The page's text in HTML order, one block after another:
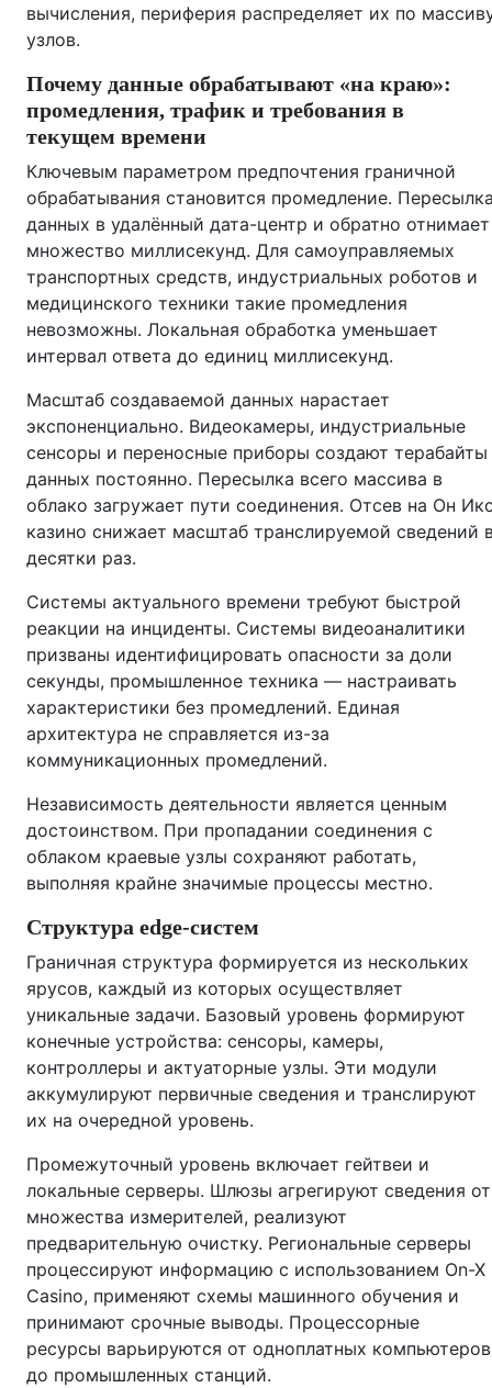
вычисления, периферия распределяет их по
узлов.
Почему данные обрабатывают «на краю»:
промедления, трафик и требования в
текущем времени
Ключевым параметром предпочтения граничной
обрабатывания становится промедление.
данных в удалённый дата-центр и обратно отнимает
множество миллисекунд. Для самоуправляемых
транспортных средств, индустриальных роботов и
медицинского техники такие промедления
невозможны. Локальная обработка уменьшает
интервал ответа до единиц миллисекунд.
Масштаб создаваемой данных нарастает
экспоненциально. Видеокамеры, индустриальные
сенсоры и переносные приборы создают терабайты
данных постоянно. Пересылка всего массива в
облако загружает пути соединения. Отсев на Он
казино снижает масштаб транслируемой сведений
десятки раз.
Системы актуального времени требуют быстрой
реакции на инциденты. Системы видеоаналитики
призваны идентифицировать опасности за доли
секунды, промышленное техника — настраивать
характеристики без промедлений. Единая
архитектура не справляется из-за
коммуникационных промедлений.
Независимость деятельности является ценным
достоинством. При пропадании соединения с
облаком краевые узлы сохраняют работать,
выполняя крайне значимые процессы местно.
Структура edge‑систем
Граничная структура формируется из нескольких
ярусов, каждый из которых осуществляет
уникальные задачи. Базовый уровень формируют
конечные устройства: сенсоры, камеры,
контроллеры и актуаторные узлы. Эти модули
аккумулируют первичные сведения и транслируют
их на очередной уровень.
Промежуточный уровень включает гейтвеи и
локальные серверы. Шлюзы агрегируют сведения от
множества измерителей, реализуют
предварительную очистку. Региональные серверы
процессируют информацию с использованием On-X
Casino, применяют схемы машинного обучения и
принимают срочные выводы. Процессорные
ресурсы варьируются от одноплатных компьютеров
до промышленных станций.